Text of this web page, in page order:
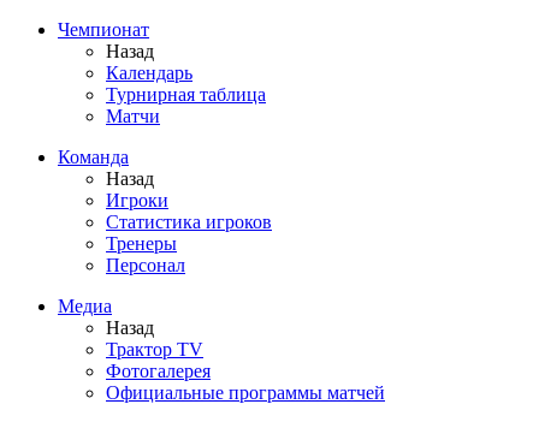
Чемпионат
Назад
Календарь
Турнирная таблица
Матчи
Команда
Назад
Игроки
Статистика игроков
Тренеры
Персонал
Медиа
Назад
Трактор TV
Фотогалерея
Официальные программы матчей